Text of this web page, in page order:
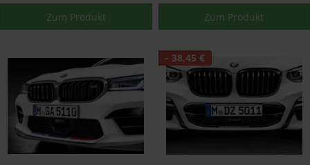
Zum Produkt Zum Produkt
- 38,45 €